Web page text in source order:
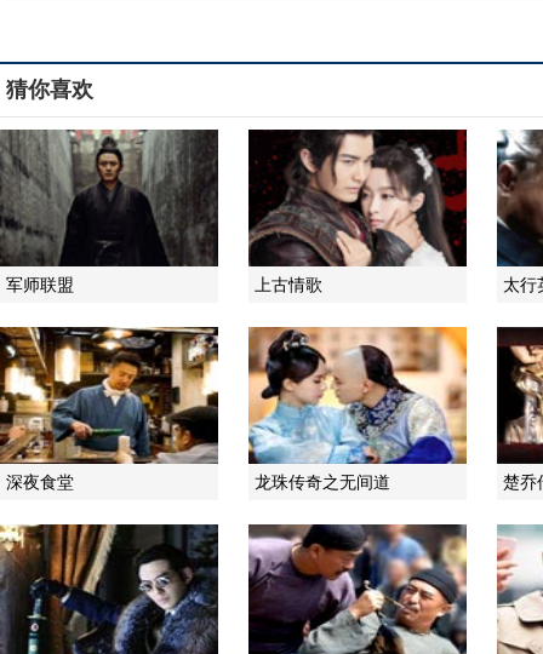
猜你喜欢
军师联盟 上古情歌 太行
深夜食堂 龙珠传奇之无间道 楚乔